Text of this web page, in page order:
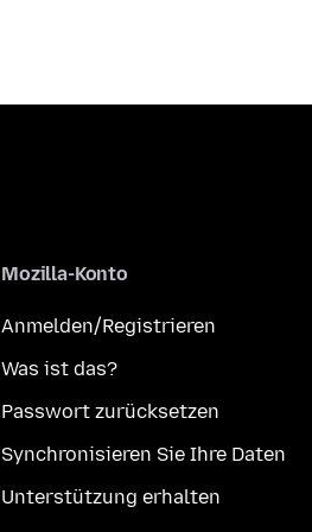
Mozilla-Konto
Anmelden/Registrieren
Was ist das?
Passwort zurücksetzen
Synchronisieren Sie Ihre Daten
Unterstützung erhalten